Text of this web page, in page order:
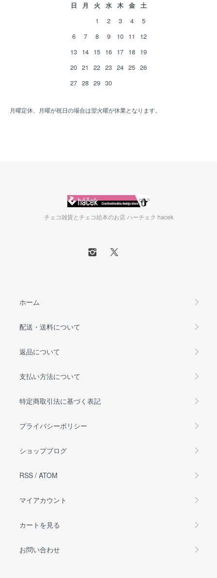
日 月 火 水 木 金
土
1
2 3 4
5
6
7 8 9 10 11
12
13 14 15 16 17 18 19
20 21 22 23 24 25 26
27 28 29 30
月曜定休、月曜が祝日の場合は翌火曜が休業となります。
チェコ雑貨とチェコ絵本のお店 ハーチェク hacek
ホーム
配送・送料について
返品について
支払い方法について
特定商取引法に基づく表記
プライバシーポリシー
ショップブログ
RSS / ATOM
マイアカウント
カートを見る
お問い合わせ